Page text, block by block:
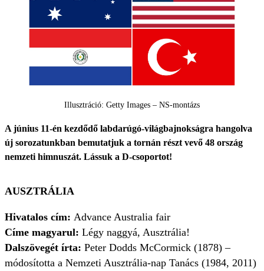
Illusztráció: Getty Images – NS-montázs
A június 11-én kezdődő labdarúgó-világbajnokságra hangolva
új sorozatunkban bemutatjuk a tornán részt vevő 48 ország
nemzeti himnuszát. Lássuk a D-csoportot!
AUSZTRÁLIA
Hivatalos cím: Advance Australia fair
Címe magyarul: Légy naggyá, Ausztrália!
Dalszövegét írta: Peter Dodds McCormick (1878) –
módosította a Nemzeti Ausztrália-nap Tanács (1984, 2011)